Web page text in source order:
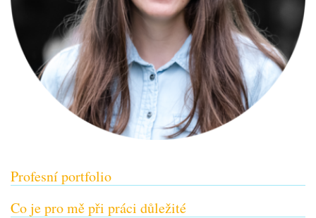
Kontakt
Profesní portfolio
Co je pro mě při práci důležité